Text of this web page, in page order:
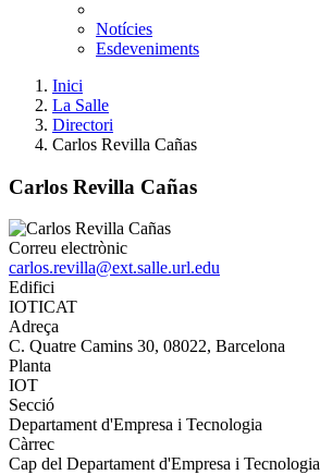
Notícies
Esdeveniments
Inici
La Salle
Directori
Carlos Revilla Cañas
Carlos Revilla Cañas
Correu electrònic
carlos.revilla@ext.salle.url.edu
Edifici
IOTICAT
Adreça
C. Quatre Camins 30, 08022, Barcelona
Planta
IOT
Secció
Departament d'Empresa i Tecnologia
Càrrec
Cap del Departament d'Empresa i Tecnologia